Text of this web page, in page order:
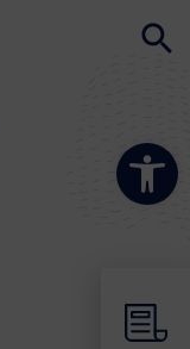
Ouvrir la